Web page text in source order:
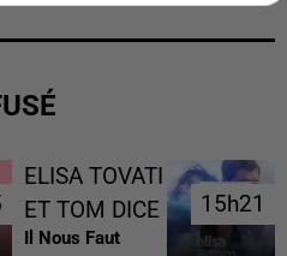
ELISA TOVATI
ET TOM DICE
Il Nous Faut
15h21
15h21